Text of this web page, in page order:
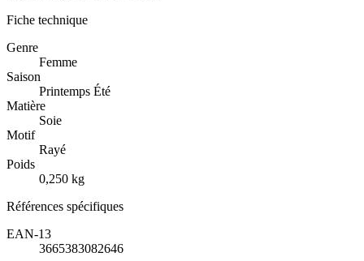
Fiche technique
Genre
Femme
Saison
Printemps Été
Matière
Soie
Motif
Rayé
Poids
0,250 kg
Références spécifiques
EAN-13
3665383082646